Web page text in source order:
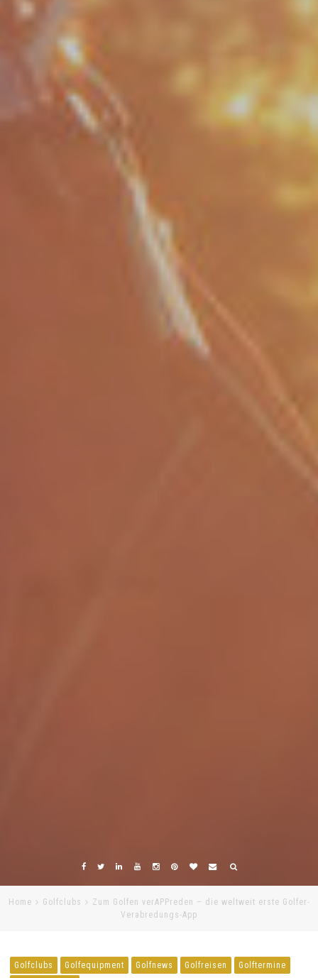
Home Golfclubs
Zum Golfen verAPPreden – die weltweit erste Golfer-
Verabredungs-App
Golfclubs Golfequipment Golfnews Golfreisen
Golftermine